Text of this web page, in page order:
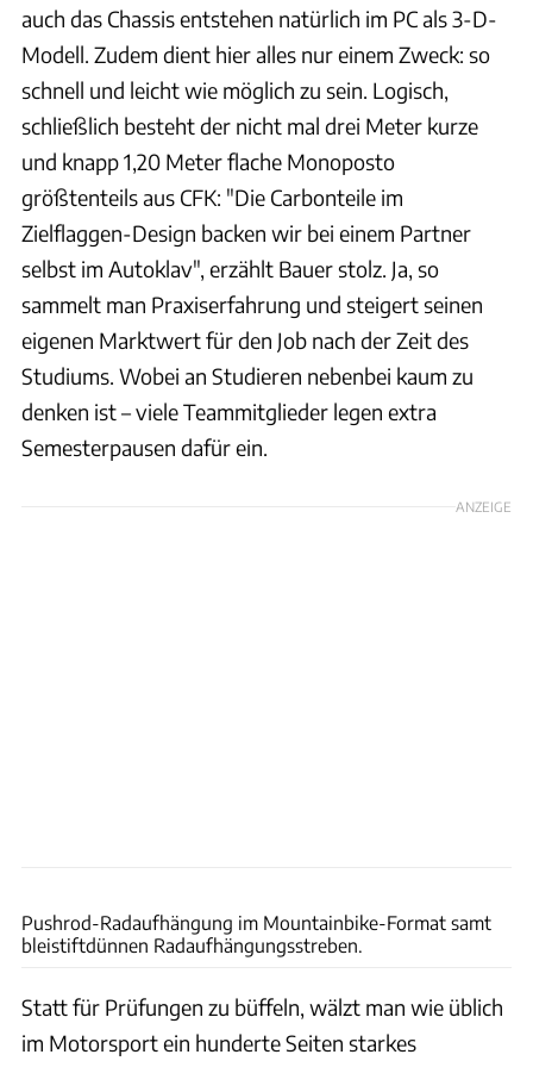
auch das Chassis entstehen natürlich im PC als 3-D-
Modell. Zudem dient hier alles nur einem Zweck: so
schnell und leicht wie möglich zu sein. Logisch,
schließlich besteht der nicht mal drei Meter kurze
und knapp 1,20 Meter flache Monoposto
größtenteils aus CFK: "Die Carbonteile im
Zielflaggen-Design backen wir bei einem Partner
selbst im Autoklav", erzählt Bauer stolz. Ja, so
sammelt man Praxiserfahrung und steigert seinen
eigenen Marktwert für den Job nach der Zeit des
Studiums. Wobei an Studieren nebenbei kaum zu
denken ist – viele Teammitglieder legen extra
Semesterpausen dafür ein.
ANZEIGE
Pushrod-Radaufhängung im Mountainbike-Format samt
bleistiftdünnen Radaufhängungsstreben.
Statt für Prüfungen zu büffeln, wälzt man wie üblich
im Motorsport ein hunderte Seiten starkes